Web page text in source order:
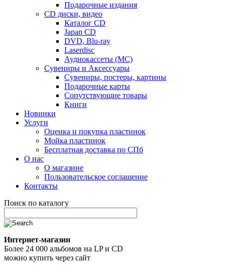
Подарочные издания
CD диски, видео
Каталог CD
Japan CD
DVD, Blu-ray
Laserdisc
Аудиокассеты (MC)
Сувениры и Аксессуары
Сувениры, постеры, картины
Подарочные карты
Сопутствующие товары
Книги
Новинки
Услуги
Оценка и покупка пластинок
Мойка пластинок
Бесплатная доставка по СПб
О нас
О магазине
Пользовательское соглашение
Контакты
Поиск по каталогу
Интернет-магазин
Более 24 000 альбомов на LP и CD
можно купить через сайт